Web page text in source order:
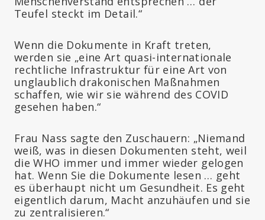
Teufel steckt im Detail.“
Wenn die Dokumente in Kraft treten,
werden sie „eine Art quasi-internationale
rechtliche Infrastruktur für eine Art von
unglaublich drakonischen Maßnahmen
schaffen, wie wir sie während des COVID
gesehen haben.“
Frau Nass sagte den Zuschauern: „Niemand
weiß, was in diesen Dokumenten steht, weil
die WHO immer und immer wieder gelogen
hat. Wenn Sie die Dokumente lesen … geht
es überhaupt nicht um Gesundheit. Es geht
eigentlich darum, Macht anzuhäufen und sie
zu zentralisieren.“